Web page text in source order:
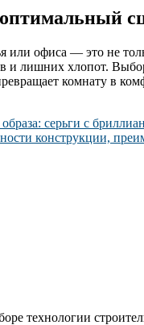
или офиса — это не
и лишних хлопот.
комнату в
серьги с
конструкции,
технологии